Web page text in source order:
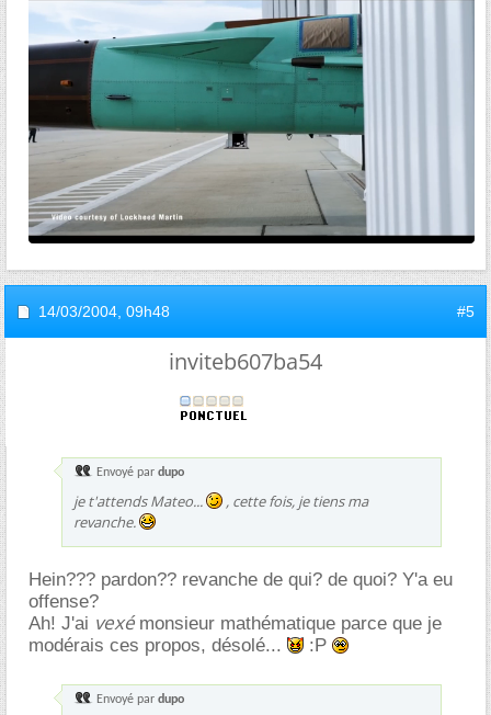
14/03/2004, 09h48 #5
inviteb607ba54
Envoyé par dupo
je t'attends Mateo...
, cette fois, je tiens ma
revanche.
Hein??? pardon?? revanche de qui? de quoi? Y'a eu
offense?
Ah! J'ai vexé monsieur mathématique parce que je
modérais ces propos, désolé...
:P
Envoyé par dupo